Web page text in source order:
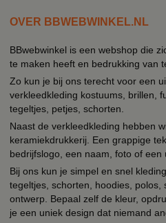
OVER BBWEBWINKEL.NL
BBwebwinkel is een webshop die
te maken heeft en bedrukking van
Zo kun je bij ons terecht voor een
verkleedkleding kostuums, brillen,
tegeltjes, petjes, schorten.
Naast de verkleedkleding hebben
keramiekdrukkerij. Een grappige
bedrijfslogo, een naam, foto of een
Bij ons kun je simpel en snel
tegeltjes, schorten, hoodies, polos,
ontwerp. Bepaal zelf de kleur,
je een uniek design dat niemand